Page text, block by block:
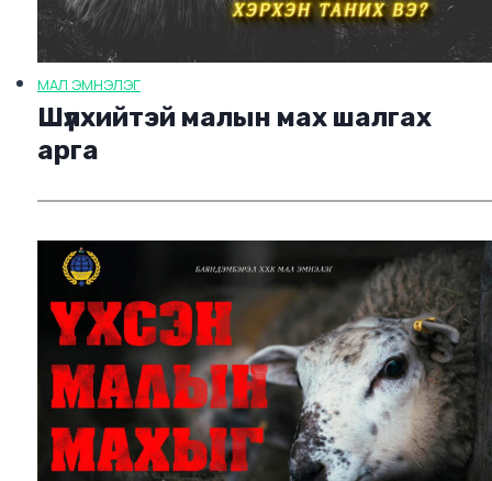
МАЛ ЭМНЭЛЭГ
Шүлхийтэй малын мах шалгах
арга